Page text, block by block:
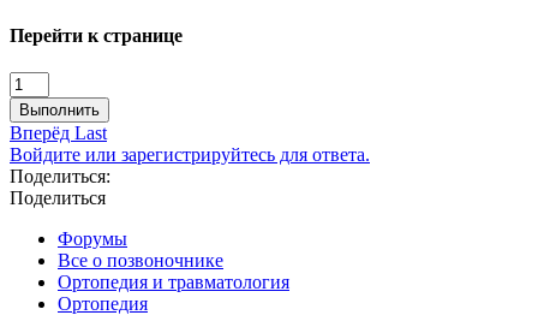
Перейти к странице
Выполнить
Вперёд Last
Войдите или зарегистрируйтесь для ответа.
Поделиться:
Поделиться
Форумы
Все о позвоночнике
Ортопедия и травматология
Ортопедия